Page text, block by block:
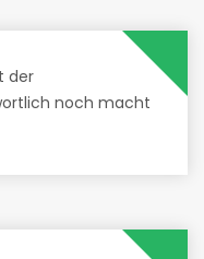
der
noch macht